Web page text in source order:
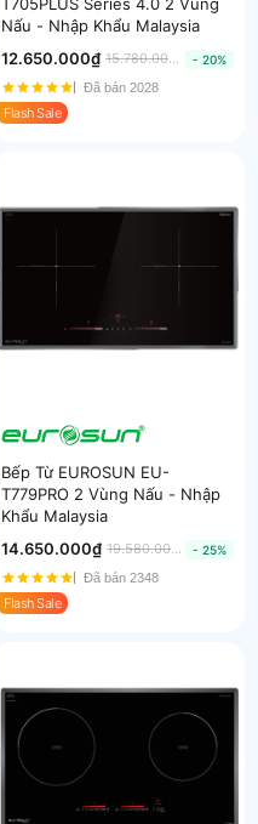
Nấu - Nhập Khẩu Malaysia
12.650.000₫
- 20%
Đã bán 2028
Flash Sale
Bếp Từ EUROSUN EU-
T779PRO 2 Vùng Nấu - Nhập
Khẩu Malaysia
14.650.000₫
- 25%
Đã bán 2348
Flash Sale